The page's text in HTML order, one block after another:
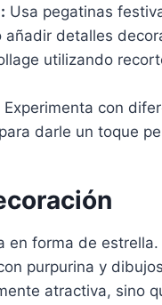
Usa pegatinas
detalles
utilizando
Experimenta con
darle un toque
en forma de
purpurina y
atractiva, sino